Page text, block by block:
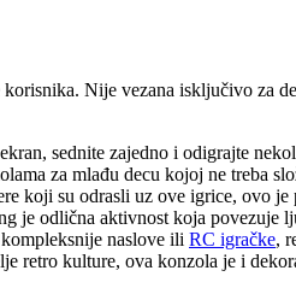
Nije vezana isključivo
sednite zajedno i odigrajte
za mlađu decu kojoj ne treba
koji su odrasli uz ove igrice, ovo je
je odlična aktivnost koja povezuje
naslove ili RC igračke,
retro kulture, ova konzola je i